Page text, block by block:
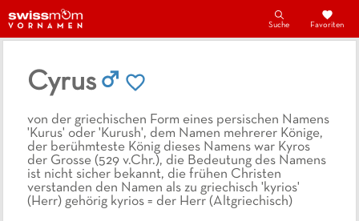
Suche Favoriten
Cyrus
von der griechischen Form eines persischen Namens
'Kurus' oder 'Kurush', dem Namen mehrerer Könige,
der berühmteste König dieses Namens war Kyros
der Grosse (529 v.Chr.), die Bedeutung des Namens
ist nicht sicher bekannt, die frühen Christen
verstanden den Namen als zu griechisch 'kyrios'
(Herr) gehörig kyrios = der Herr (Altgriechisch)